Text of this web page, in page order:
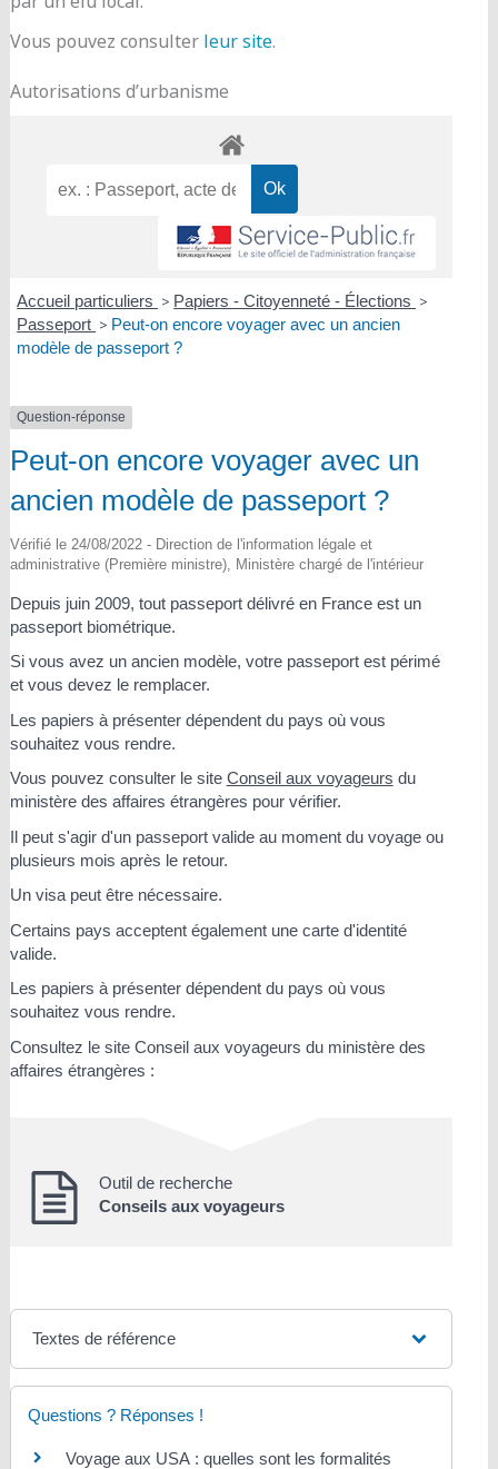
Vous pouvez consulter leur site.
Autorisations d’urbanisme
Accueil particuliers > Papiers - Citoyenneté - Élections >
Passeport > Peut-on encore voyager avec un ancien
modèle de passeport ?
Question-réponse
Peut-on encore voyager avec un
ancien modèle de passeport ?
Vérifié le 24/08/2022 - Direction de l'information légale et
administrative (Première ministre), Ministère chargé de l'intérieur
Depuis juin 2009, tout passeport délivré en France est un
passeport biométrique.
Si vous avez un ancien modèle, votre passeport est périmé
et vous devez le remplacer.
Les papiers à présenter dépendent du pays où vous
souhaitez vous rendre.
Vous pouvez consulter le site Conseil aux voyageurs du
ministère des affaires étrangères pour vérifier.
Il peut s'agir d'un passeport valide au moment du voyage ou
plusieurs mois après le retour.
Un visa peut être nécessaire.
Certains pays acceptent également une carte d'identité
valide.
Les papiers à présenter dépendent du pays où vous
souhaitez vous rendre.
Consultez le site Conseil aux voyageurs du ministère des
affaires étrangères :
Outil de recherche
Conseils aux voyageurs
Textes de référence
Questions ? Réponses !
Voyage aux USA : quelles sont les formalités